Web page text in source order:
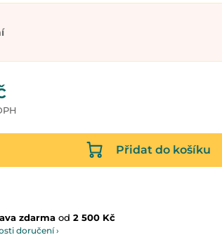
Přidat do košíku
zdarma od 2 500 Kč
doručení ›